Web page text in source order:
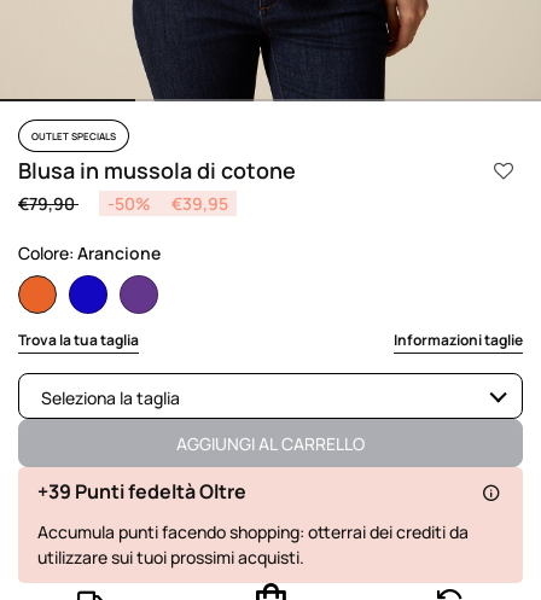
OUTLET SPECIALS
Blusa in mussola di cotone
Price reduced from
€79,90to -50% €39,95
Colore: Arancione
selected
Trova la tua taglia Informazioni taglie
Seleziona la taglia
Non disponibile
Mostra articoli simili
Disponibile
Disponibile
Disponibile
AGGIUNGI AL CARRELLO
+39 Punti fedeltà Oltre
Accumula punti facendo shopping: otterrai dei crediti da
utilizzare sui tuoi prossimi acquisti.